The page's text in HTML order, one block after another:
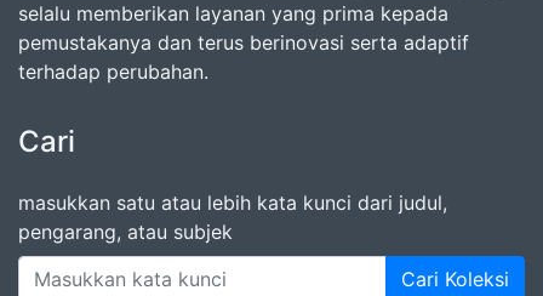
selalu memberikan layanan yang prima kepada
pemustakanya dan terus berinovasi serta adaptif
terhadap perubahan.
Cari
masukkan satu atau lebih kata kunci dari judul,
pengarang, atau subjek
Cari Koleksi